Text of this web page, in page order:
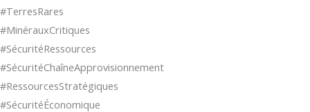
#TerresRares
#MinérauxCritiques
#SécuritéRessources
#SécuritéChaîneApprovisionnement
#RessourcesStratégiques
#SécuritéÉconomique